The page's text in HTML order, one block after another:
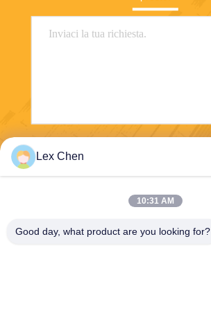
Lex Chen
10:31 AM
Good day, what product are you looking for?